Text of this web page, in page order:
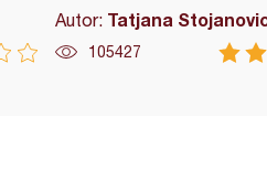
Autor: Tatjana
105427